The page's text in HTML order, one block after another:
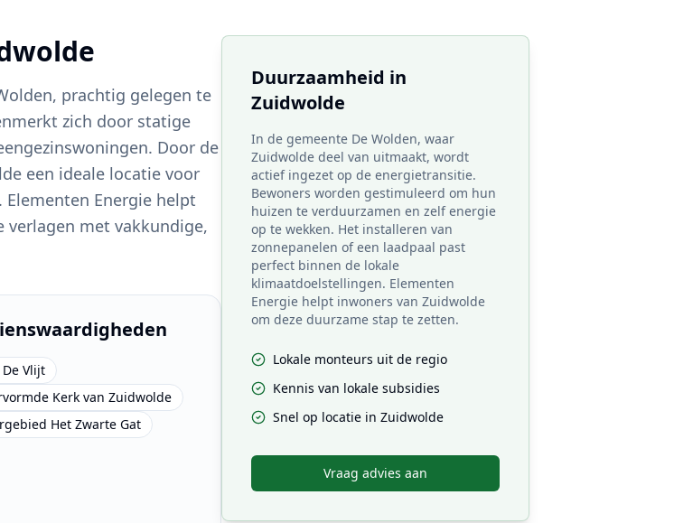
prachtig gelegen te
zich door statige
Door de
een ideale locatie voor
Energie helpt
verlagen met vakkundige,
Vlijt
Kerk van Zuidwolde
Het Zwarte Gat
Duurzaamheid in
Zuidwolde
In de gemeente De Wolden, waar
Zuidwolde deel van uitmaakt, wordt
actief ingezet op de energietransitie.
Bewoners worden gestimuleerd om hun
huizen te verduurzamen en zelf energie
op te wekken. Het installeren van
zonnepanelen of een laadpaal past
perfect binnen de lokale
klimaatdoelstellingen. Elementen
Energie helpt inwoners van Zuidwolde
om deze duurzame stap te zetten.
Lokale monteurs uit de regio
Kennis van lokale subsidies
Snel op locatie in Zuidwolde
Vraag advies aan